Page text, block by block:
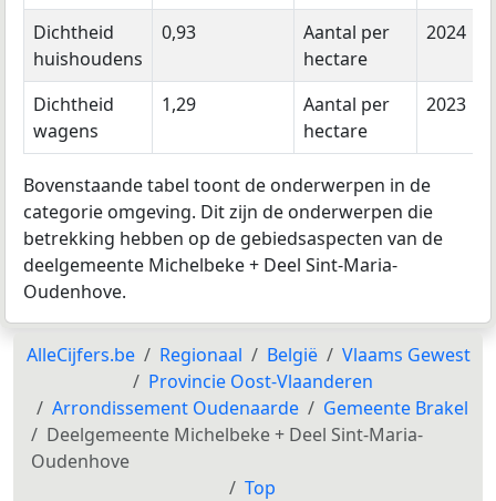
Dichtheid
huishoudens
0,93
Aantal per
hectare
2024
Dichtheid
wagens
1,29
Aantal per
hectare
2023
Bovenstaande tabel toont de onderwerpen in de
categorie omgeving. Dit zijn de onderwerpen die
betrekking hebben op de gebiedsaspecten van de
deelgemeente Michelbeke + Deel Sint-Maria-
Oudenhove.
AlleCijfers.be Regionaal België
Vlaams Gewest
Provincie Oost-Vlaanderen
Arrondissement Oudenaarde
Gemeente Brakel
Deelgemeente Michelbeke + Deel Sint-Maria-
Oudenhove
Top